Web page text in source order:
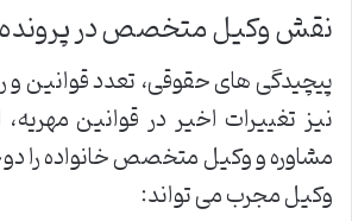
نقش وکیل متخصص در
پیچیدگی های حقوقی، تعدد قوانین
نیز تغییرات اخیر در قوانین
مشاوره و وکیل متخصص خانواده را
وکیل مجرب می تواند: